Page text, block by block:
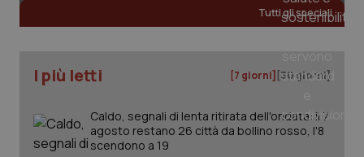
Tutti gli speciali
I più letti [7 giorni] [30 giorni]
Caldo, segnali di lenta ritirata dell'ondata: il 7
agosto restano 26 città da bollino rosso, l'8
scendono a 19
Google LLC
.quotidianosanita.it
1
mese